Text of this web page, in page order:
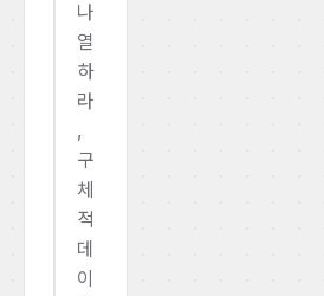
나
열
하
라
,
구
체
적
데
이